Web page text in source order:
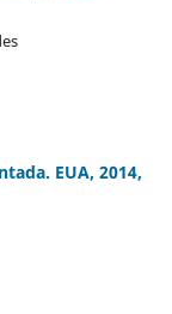
EUA, 2014,